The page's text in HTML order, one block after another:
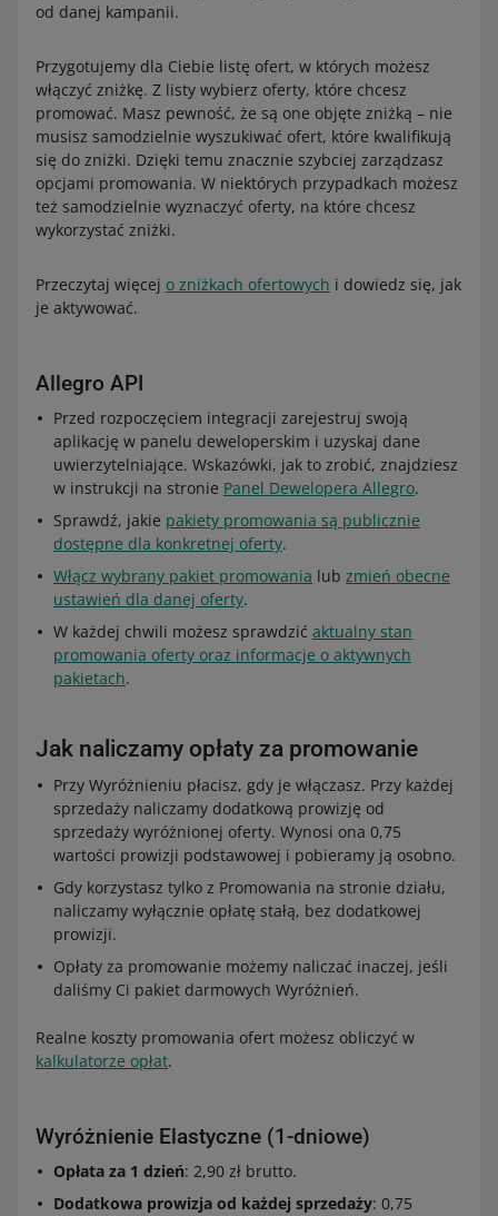
od danej kampanii.
Przygotujemy dla Ciebie listę ofert, w których możesz
włączyć zniżkę. Z listy wybierz oferty, które chcesz
promować. Masz pewność, że są one objęte zniżką – nie
musisz samodzielnie wyszukiwać ofert, które kwalifikują
się do zniżki. Dzięki temu znacznie szybciej zarządzasz
opcjami promowania. W niektórych przypadkach możesz
też samodzielnie wyznaczyć oferty, na które chcesz
wykorzystać zniżki.
Przeczytaj więcej o zniżkach ofertowych i dowiedz się, jak
je aktywować.
Allegro API
Przed rozpoczęciem integracji zarejestruj swoją
aplikację w panelu deweloperskim i uzyskaj dane
uwierzytelniające. Wskazówki, jak to zrobić, znajdziesz
w instrukcji na stronie Panel Dewelopera Allegro.
Sprawdź, jakie pakiety promowania są publicznie
dostępne dla konkretnej oferty.
Włącz wybrany pakiet promowania lub zmień obecne
ustawień dla danej oferty.
W każdej chwili możesz sprawdzić aktualny stan
promowania oferty oraz informacje o aktywnych
pakietach.
Jak naliczamy opłaty za promowanie
Przy Wyróżnieniu płacisz, gdy je włączasz. Przy każdej
sprzedaży naliczamy dodatkową prowizję od
sprzedaży wyróżnionej oferty. Wynosi ona 0,75
wartości prowizji podstawowej i pobieramy ją osobno.
Gdy korzystasz tylko z Promowania na stronie działu,
naliczamy wyłącznie opłatę stałą, bez dodatkowej
prowizji.
Opłaty za promowanie możemy naliczać inaczej, jeśli
daliśmy Ci pakiet darmowych Wyróżnień.
Realne koszty promowania ofert możesz obliczyć w
kalkulatorze opłat.
Wyróżnienie Elastyczne (1-dniowe)
Opłata za 1 dzień: 2,90 zł brutto.
Dodatkowa prowizja od każdej sprzedaży: 0,75